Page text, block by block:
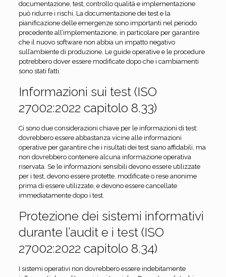
documentazione, test, controllo qualità e implementazione
può ridurre i rischi. La documentazione dei test e la
pianificazione delle emergenze sono importanti nel periodo
precedente all’implementazione, in particolare per garantire
che il nuovo software non abbia un impatto negativo
sull’ambiente di produzione. Le guide operative e le procedure
potrebbero dover essere modificate dopo che i cambiamenti
sono stati fatti.
Informazioni sui test (ISO
27002:2022 capitolo 8.33)
Ci sono due considerazioni chiave per le informazioni di test:
dovrebbero essere abbastanza vicine alle informazioni
operative per garantire che i risultati dei test siano affidabili, ma
non dovrebbero contenere alcuna informazione operativa
riservata. Se le informazioni sensibili devono essere utilizzate
per i test, devono essere protette, modificate o rese anonime
prima di essere utilizzate, e devono essere cancellate
immediatamente dopo i test.
Protezione dei sistemi informativi
durante l’audit e i test (ISO
27002:2022 capitolo 8.34)
I sistemi operativi non dovrebbero essere indebitamente